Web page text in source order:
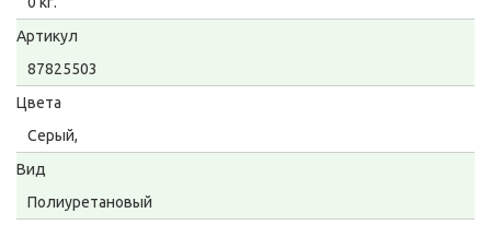
Артикул
87825503
Цвета
Серый,
Вид
Полиуретановый